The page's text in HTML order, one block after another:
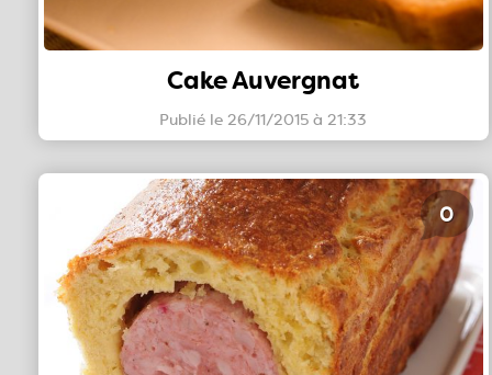
Cake Auvergnat
Publié le 26/11/2015 à 21:33
0